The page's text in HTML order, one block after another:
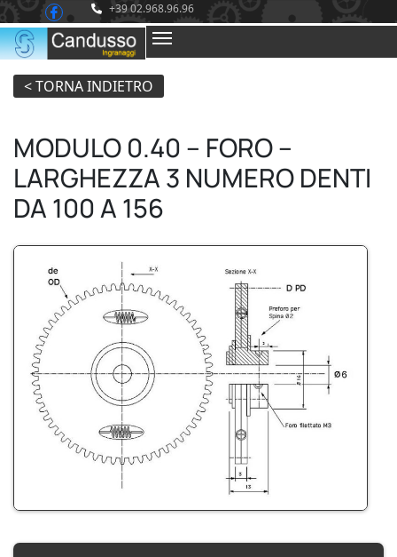
+39 02.968.96.96
MODULO 0.40 – FORO –
LARGHEZZA 3 NUMERO DENTI
DA 100 A 156